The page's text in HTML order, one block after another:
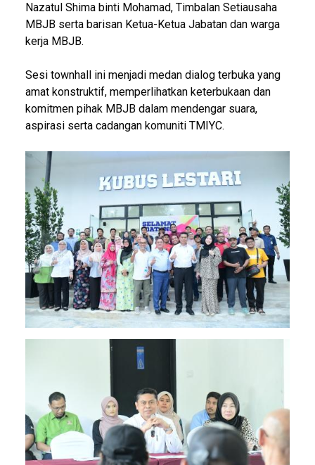
Nazatul Shima binti Mohamad, Timbalan Setiausaha
MBJB serta barisan Ketua-Ketua Jabatan dan warga
kerja MBJB.
Sesi townhall ini menjadi medan dialog terbuka yang
amat konstruktif, memperlihatkan keterbukaan dan
komitmen pihak MBJB dalam mendengar suara,
aspirasi serta cadangan komuniti TMIYC.
Image